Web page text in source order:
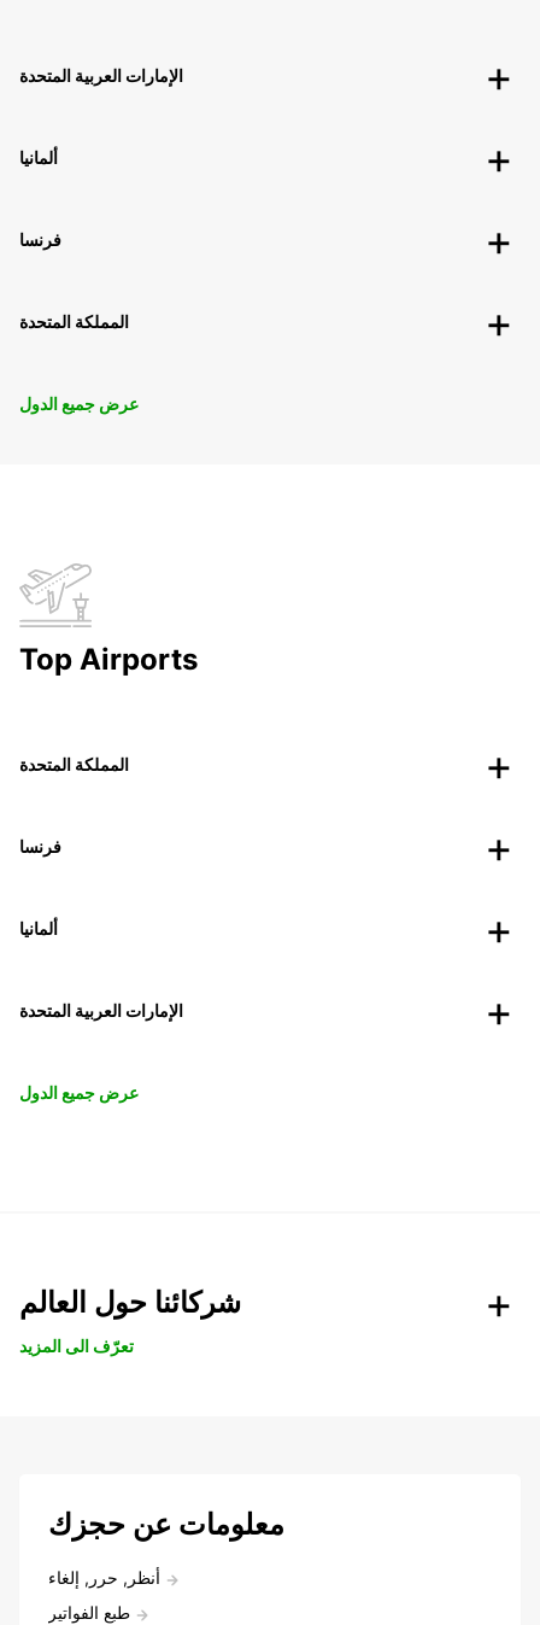
الإمارات العربية المتحدة
ألمانيا
فرنسا
المملكة المتحدة
عرض جميع الدول
Top Airports
المملكة المتحدة
فرنسا
ألمانيا
الإمارات العربية المتحدة
عرض جميع الدول
شركائنا حول العالم
تعرّف الى المزيد
معلومات عن حجزك
أنظر, حرر, إلغاء
طبع الفواتير